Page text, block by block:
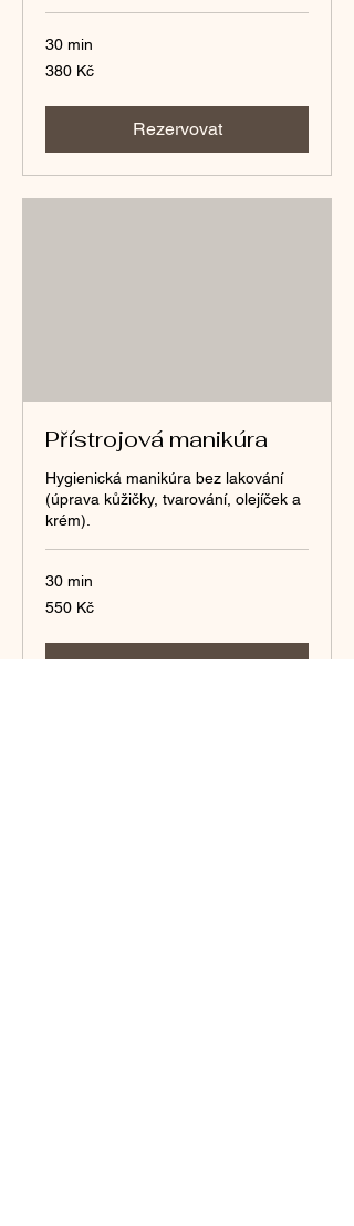
30 min
380
českých
380 Kč
Rezervovat
Přístrojová manikúra
Hygienická manikúra bez lakování
(úprava kůžičky, tvarování, olejíček a
krém).
30 min
550
českých
550 Kč
Rezervovat